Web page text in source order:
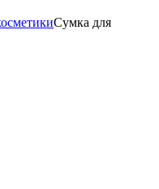
Сумка для